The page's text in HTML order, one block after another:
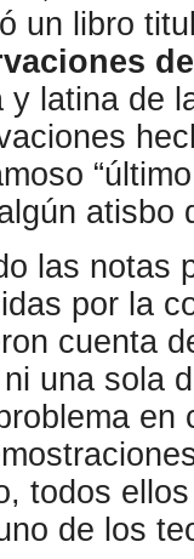
un libro
y latina de
atisbo
las notas
por la
cuenta
una sola
todos
de los